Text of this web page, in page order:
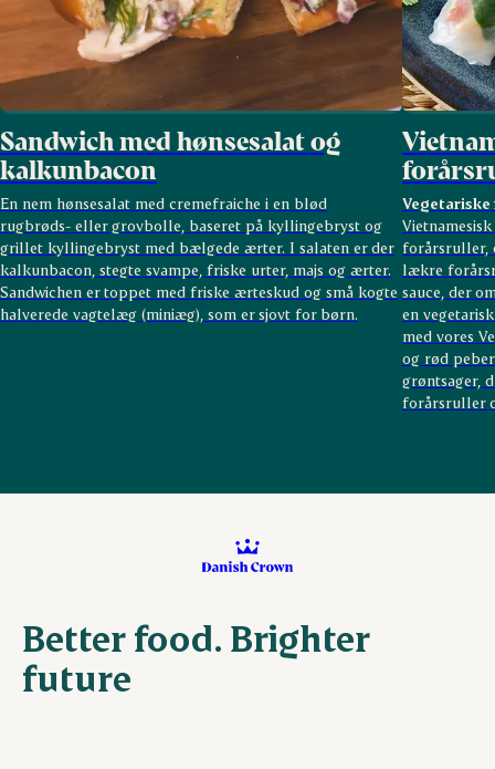
Sandwich med hønsesalat og
kalkunbacon
En nem hønsesalat med cremefraiche i en blød
rugbrøds- eller grovbolle, baseret på kyllingebryst og
grillet kyllingebryst med bælgede ærter. I salaten er der
kalkunbacon, stegte svampe, friske urter, majs og ærter.
Sandwichen er toppet med friske ærteskud og små kogte
halverede vagtelæg (miniæg), som er sjovt for børn.
forårsruller,
lækre
sauce, der
en
med vores
og rød
grøntsager,
forårsruller
Better food. Brighter
future